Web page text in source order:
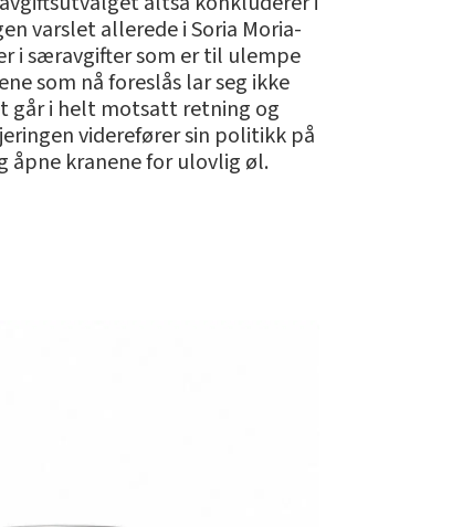
varslet allerede i Soria Moria-
i særavgifter som er til ulempe
som nå foreslås lar seg ikke
går i helt motsatt retning og
viderefører sin politikk på
åpne kranene for ulovlig øl.